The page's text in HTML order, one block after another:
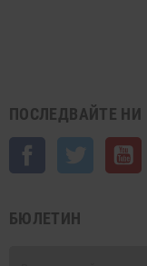
ПОСЛЕДВАЙТЕ НИ
Facebook Twitter
БЮЛЕТИН